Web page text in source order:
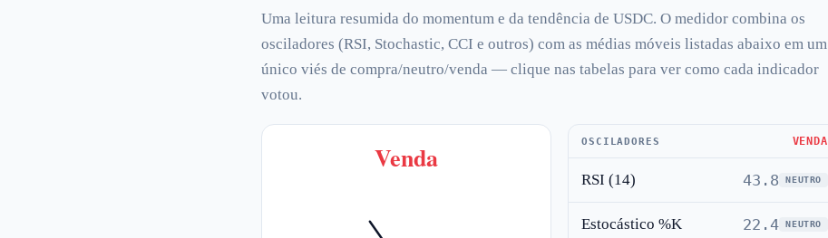
Uma leitura resumida do momentum e da tendência de USDC. O medidor combina os
osciladores (RSI, Stochastic, CCI e outros) com as médias móveis listadas abaixo em um
único viés de compra/neutro/venda — clique nas tabelas para ver como cada indicador
votou.
Venda OSCILADORES VENDA
RSI (14) 43.8 NEUTRO
Estocástico %K 22.4 NEUTRO